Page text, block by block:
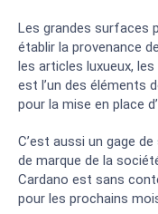
Les grandes surfaces
établir la provenance
les articles luxueux,
est l’un des éléments
pour la mise en place
C’est aussi un gage
de marque de la
Cardano est sans
pour les prochains